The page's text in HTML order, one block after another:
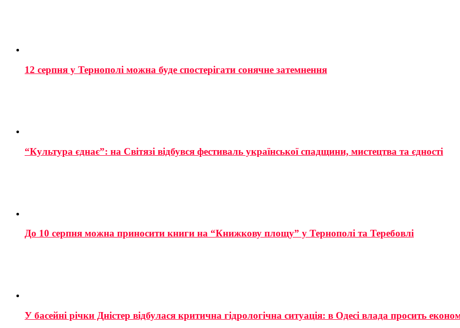
12 серпня у Тернополі можна буде спостерігати сонячне затемнення
“Культура єднає”: на Світязі відбувся фестиваль української спадщини, мистецтва та єдності
До 10 серпня можна приносити книги на “Книжкову площу” у Тернополі та Теребовлі
У басейні річки Дністер відбулася критична гідрологічна ситуація: в Одесі влада просить